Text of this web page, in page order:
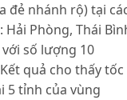
đẻ nhánh rộ) tại
Phòng, Thái
số lượng 10
quả cho thấy tốc
5 tỉnh của vùng